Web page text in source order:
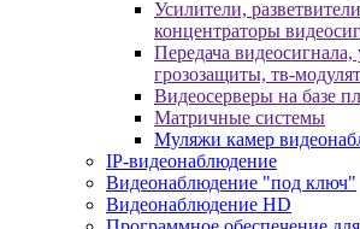
Усилители,
концентраторы
Передача видеосигнала,
грозозащиты, тв-
Видеосерверы на базе
Матричные системы
Муляжи камер
IP-видеонаблюдение
Видеонаблюдение "под ключ"
Видеонаблюдение HD